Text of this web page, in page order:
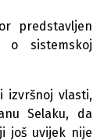
predstavljen
sistemskoj
izvršnoj vlasti,
Selaku, da
još uvijek nije